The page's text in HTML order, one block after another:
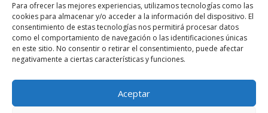
Para ofrecer las mejores experiencias, utilizamos tecnologías como las
cookies para almacenar y/o acceder a la información del dispositivo. El
consentimiento de estas tecnologías nos permitirá procesar datos
como el comportamiento de navegación o las identificaciones únicas
en este sitio. No consentir o retirar el consentimiento, puede afectar
negativamente a ciertas características y funciones.
Aceptar
comentario.
Entra con tu red social
He leído y acepto laPolítica de Privacidad